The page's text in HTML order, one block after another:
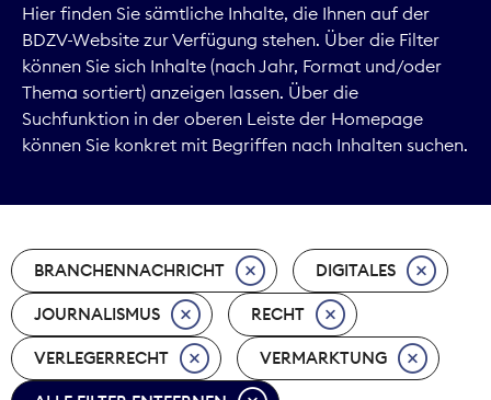
Digitales
Kommunikation
Marktdaten
Nachhaltigkeit
Nachwuchs
Nova Award
Hier finden Sie sämtliche Inhalte, die Ihnen auf der
BDZV-Website zur Verfügung stehen. Über die Filter
können Sie sich Inhalte (nach Jahr, Format und/oder
Thema sortiert) anzeigen lassen. Über die
Suchfunktion in der oberen Leiste der Homepage
können Sie konkret mit Begriffen nach Inhalten suchen.
BRANCHENNACHRICHT DIGITALES
JOURNALISMUS RECHT
VERLEGERRECHT VERMARKTUNG